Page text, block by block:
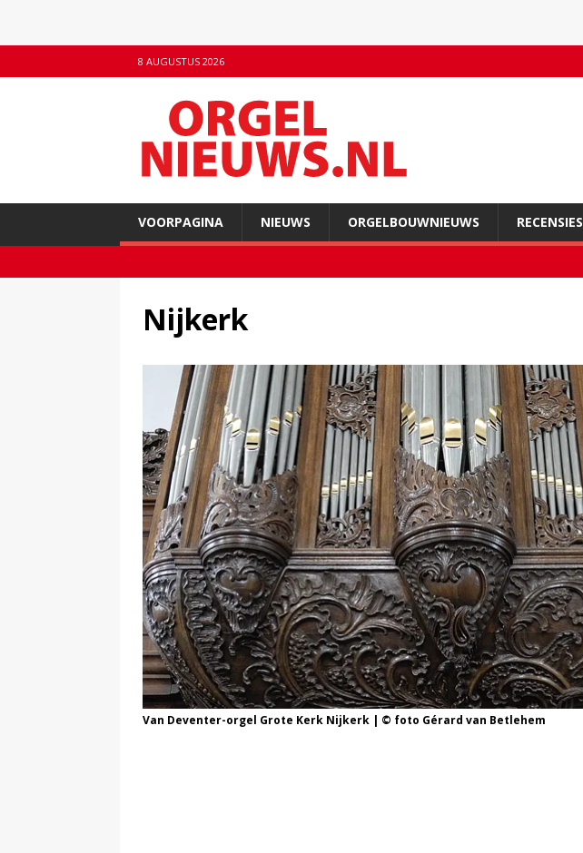
8 AUGUSTUS 2026
VOORPAGINA NIEUWS ORGELBOUWNIEUWS RECENSIES
Nijkerk
Van Deventer-orgel Grote Kerk Nijkerk | © foto Gérard van Betlehem